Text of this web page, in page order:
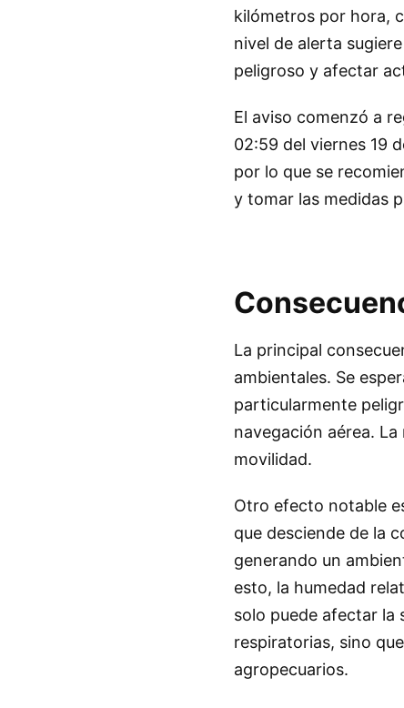
kilómetros por hora,
nivel de alerta
peligroso y afectar
El aviso comenzó a
02:59 del viernes 19
por lo que se
y tomar las medidas
La principal
ambientales. Se
particularmente
navegación aérea.
movilidad.
Otro efecto notable
que desciende de la
generando un
esto, la humedad
solo puede afectar la
respiratorias, sino
agropecuarios.